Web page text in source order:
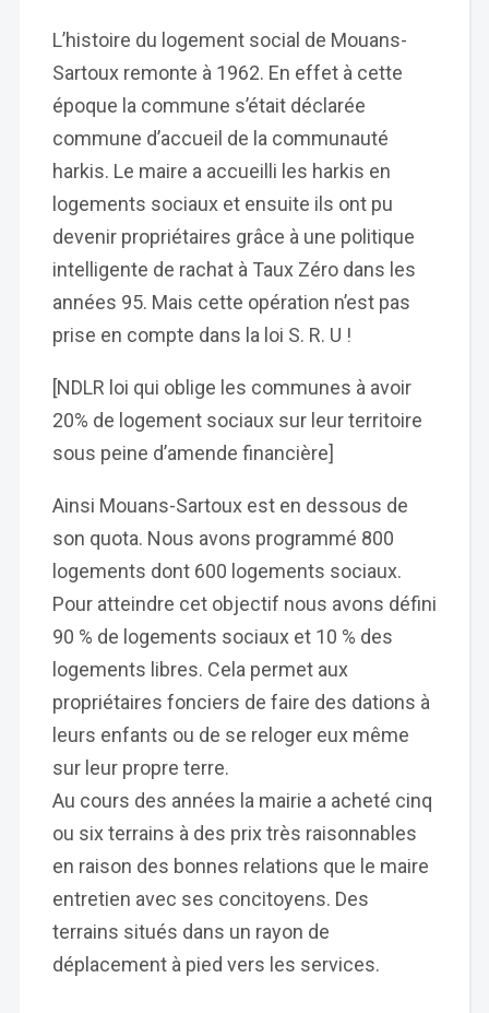
L’histoire du logement social de Mouans-
Sartoux remonte à 1962. En effet à cette
époque la commune s’était déclarée
commune d’accueil de la communauté
harkis. Le maire a accueilli les harkis en
logements sociaux et ensuite ils ont pu
devenir propriétaires grâce à une politique
intelligente de rachat à Taux Zéro dans les
années 95. Mais cette opération n’est pas
prise en compte dans la loi S. R. U !
[NDLR loi qui oblige les communes à avoir
20% de logement sociaux sur leur territoire
sous peine d’amende financière]
Ainsi Mouans-Sartoux est en dessous de
son quota. Nous avons programmé 800
logements dont 600 logements sociaux.
Pour atteindre cet objectif nous avons défini
90 % de logements sociaux et 10 % des
logements libres. Cela permet aux
propriétaires fonciers de faire des dations à
leurs enfants ou de se reloger eux même
sur leur propre terre.
Au cours des années la mairie a acheté cinq
ou six terrains à des prix très raisonnables
en raison des bonnes relations que le maire
entretien avec ses concitoyens. Des
terrains situés dans un rayon de
déplacement à pied vers les services.